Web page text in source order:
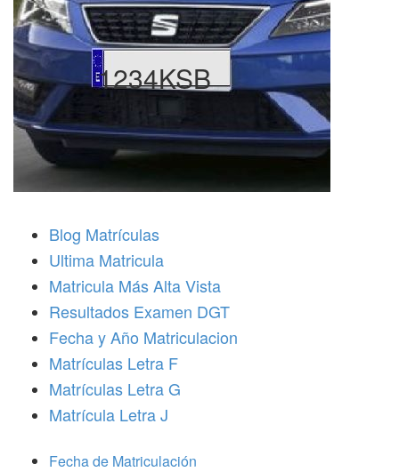
1234KSB
Blog Matrículas
Ultima Matricula
Matricula Más Alta Vista
Resultados Examen DGT
Fecha y Año Matriculacion
Matrículas Letra F
Matrículas Letra G
Matrícula Letra J
Fecha de Matriculación